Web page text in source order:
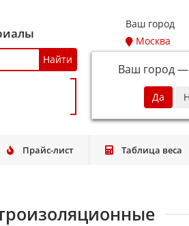
Найти
Ваш город
Москва
Ваш город —
Прайс-лист Таблица веса